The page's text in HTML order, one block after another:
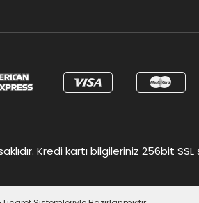
Kredi kartı bilgileriniz 256bit